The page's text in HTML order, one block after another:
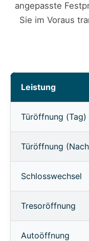
angepasste
Sie im Voraus
Leistung
Türöffnung (Tag)
Türöffnung
Schlosswechsel
Tresoröffnung
Autoöffnung